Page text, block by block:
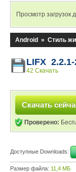
Просмотр загрузок
Android » Стиль
LIFX 2.2.1-
42 Скачать
Скачать
Проверено:
Доступные Downloads:
Размер файла: 11,4 МБ